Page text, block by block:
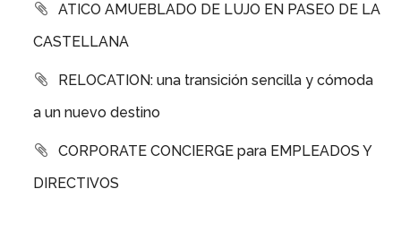
ATICO AMUEBLADO DE LUJO EN PASEO DE LA
CASTELLANA
RELOCATION: una transición sencilla y cómoda
a un nuevo destino
CORPORATE CONCIERGE para EMPLEADOS Y
DIRECTIVOS